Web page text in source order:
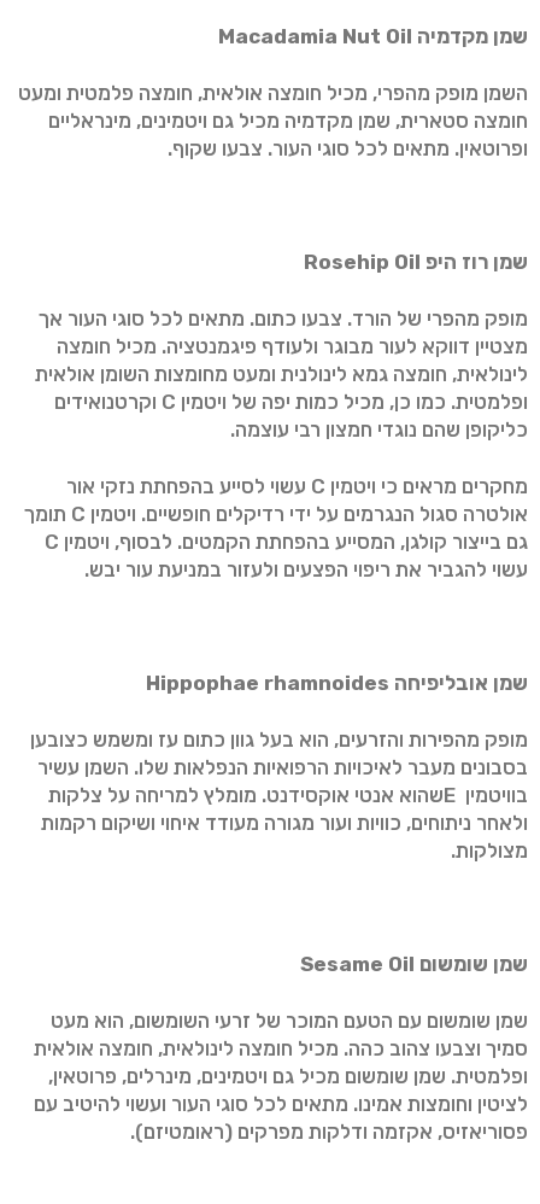
שמן מקדמיה Macadamia Nut Oil
השמן מופק מהפרי, מכיל חומצה אולאית, חומצה פלמטית ומעט
חומצה סטארית, שמן מקדמיה מכיל גם ויטמינים, מינראליים
ופרוטאין. מתאים לכל סוגי העור. צבעו שקוף.
שמן רוז היפ Rosehip Oil
מופק מהפרי של הורד. צבעו כתום. מתאים לכל סוגי העור אך
מצטיין דווקא לעור מבוגר ולעודף פיגמנטציה. מכיל חומצה
לינולאית, חומצה גמא לינולנית ומעט מחומצות השומן אולאית
ופלמטית. כמו כן, מכיל כמות יפה של ויטמין C וקרטנואידים
כליקופן שהם נוגדי חמצון רבי עוצמה.
מחקרים מראים כי ויטמין C עשוי לסייע בהפחתת נזקי אור
אולטרה סגול הנגרמים על ידי רדיקלים חופשיים. ויטמין C תומך
גם בייצור קולגן, המסייע בהפחתת הקמטים. לבסוף, ויטמין C
עשוי להגביר את ריפוי הפצעים ולעזור במניעת עור יבש.
שמן אובליפיחה Hippophae rhamnoides
מופק מהפירות והזרעים, הוא בעל גוון כתום עז ומשמש כצובען
בסבונים מעבר לאיכויות הרפואיות הנפלאות שלו. השמן עשיר
בוויטמין Eשהוא אנטי אוקסידנט. מומלץ למריחה על צלקות
ולאחר ניתוחים, כוויות ועור מגורה מעודד איחוי ושיקום רקמות
מצולקות.
שמן שומשום Sesame Oil
שמן שומשום עם הטעם המוכר של זרעי השומשום, הוא מעט
סמיך וצבעו צהוב כהה. מכיל חומצה לינולאית, חומצה אולאית
ופלמטית. שמן שומשום מכיל גם ויטמינים, מינרלים, פרוטאין,
לציטין וחומצות אמינו. מתאים לכל סוגי העור ועשוי להיטיב עם
פסוריאזיס, אקזמה ודלקות מפרקים (ראומטיזם).